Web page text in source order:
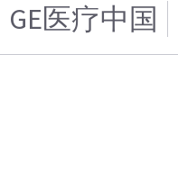
GE医疗中国